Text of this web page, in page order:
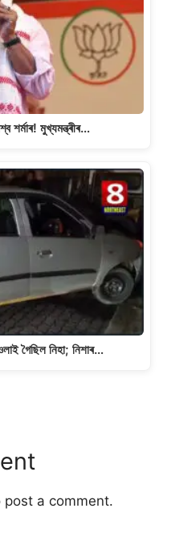
শৰ্মাৰ! মুখ্যমন্ত্ৰীৰ…
গৈছিল নিহা; নিশাৰ…
post a comment.